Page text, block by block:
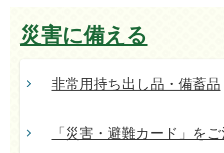
災害に備える
非常用持ち出し品・備蓄品
「災害・避難カード」を